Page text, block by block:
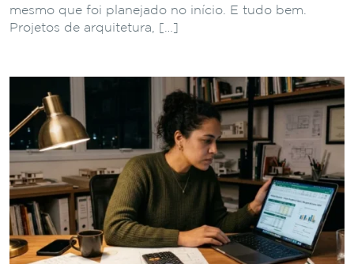
mesmo que foi planejado no início. E tudo bem.
Projetos de arquitetura, […]